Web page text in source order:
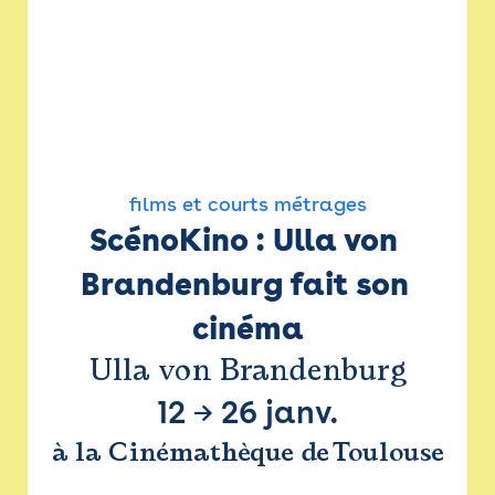
films et courts métrages
ScénoKino : Ulla von
Brandenburg fait son
cinéma
Ulla von Brandenburg
12 → 26 janv.
à la Cinémathèque de Toulouse